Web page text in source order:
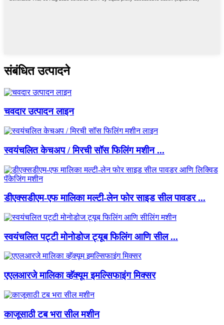
संबंधित उत्पादने
चवदार उत्पादन लाइन
स्वयंचलित केचअप / मिरची सॉस फिलिंग मशीन ...
डीएक्सडीएम-एफ मालिका मल्टी-लेन फोर साइड सील पावडर ...
स्वयंचलित पट्टी मोनोडोज ट्यूब फिलिंग आणि सील ...
एएलआरजे मालिका व्हॅक्यूम इमल्सिफाइंग मिक्सर
काजूसाठी टब भरा सील मशीन